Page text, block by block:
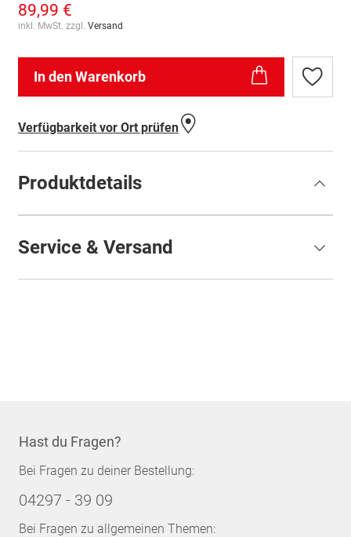
89,99 €
inkl. MwSt. zzgl. Versand
In den Warenkorb
Zur
Verfügbarkeit vor Ort prüfen
Produktdetails
Service & Versand
Hast du Fragen?
Bei Fragen zu deiner Bestellung:
04297 - 39 09
Bei Fragen zu allgemeinen Themen: